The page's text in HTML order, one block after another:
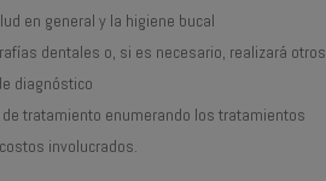
en general y la higiene bucal
dentales o, si es necesario, realizará otros
diagnóstico
de tratamiento enumerando los tratamientos
involucrados.